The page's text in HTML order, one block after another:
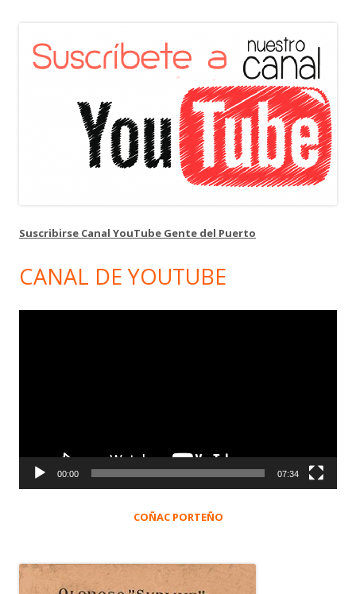
Suscribirse Canal YouTube Gente del Puerto
CANAL DE YOUTUBE
00:00 07:34
COÑAC PORTEÑO